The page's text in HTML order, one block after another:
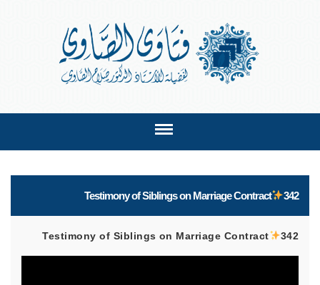
342
Testimony of Siblings on Marriage Contract
342
Testimony of Siblings on Marriage Contract